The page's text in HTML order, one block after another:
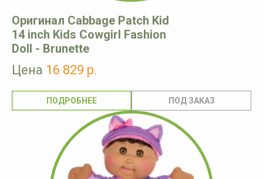
Оригинал Cabbage Patch Kid
14 inch Kids Cowgirl Fashion
Doll - Brunette
Цена 16 829 р.
ПОДРОБНЕЕ